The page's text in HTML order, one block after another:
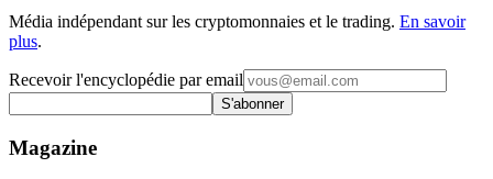
Média indépendant sur les cryptomonnaies et le trading. En savoir
plus.
Recevoir l'encyclopédie par email
S'abonner
Magazine